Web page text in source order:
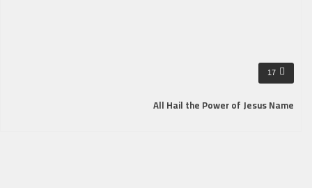
17
All Hail the Power of Jesus Name